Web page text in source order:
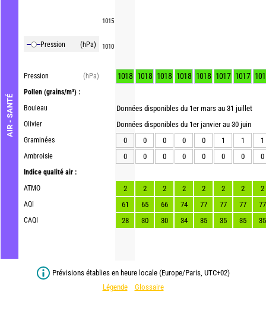
AIR - SANTÉ
Pression (hPa)
Pression
(hPa)
Pollen (grains/m³) :
Bouleau
Olivier
Graminées
Ambroisie
Indice qualité air :
ATMO
AQI
CAQI
1015
1010
1018 1018 1018 1018 1018 1017 1017
Données disponibles du 1er mars au 31 juillet
Données disponibles du 1er janvier au 30 juin
0
0 0 0 0 1 1
1
0
0 0 0 0 0 0 0
2 2 2 2 2 2 2
2
61
65 66 74 77 77 77
77
28
30 30 34 35 35 35 35
Prévisions établies en heure locale (Europe/Paris, UTC+02)
Légende
Glossaire